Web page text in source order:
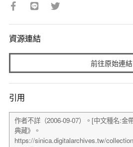
資源連結
前往原始連結
引用